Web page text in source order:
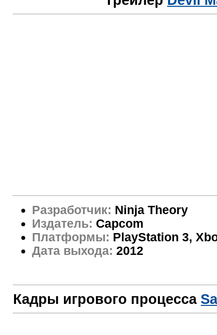
Разработчик: Ninja Theory
Издатель: Capcom
Платформы: PlayStation 3,
Дата выхода: 2012
Кадры игрового процесса